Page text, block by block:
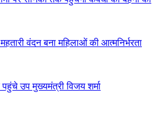
वंदन बना महिलाओं की आत्मनिर्भरता
पहुंचे उप मुख्यमंत्री विजय शर्मा